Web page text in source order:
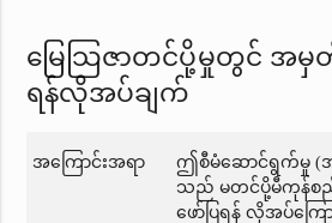
မြေသြဇာတင်ပို့မှုတွင် အမှ
ရန်လိုအပ်ချက်
အကြောင်းအရာ
ဤစီမံဆောင်ရွက်မှု (အခ
သည် မတင်ပို့မီကုန်စ
ဖော်ပြရန် လိုအပ်ကြေ